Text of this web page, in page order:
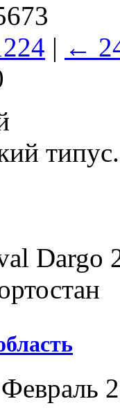
| ←
Dargo